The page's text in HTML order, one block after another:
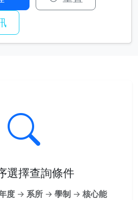
選擇查詢條件
度→ 系所→ 學制→ 核心能